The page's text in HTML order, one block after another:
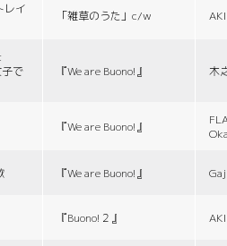
レイ
「雑草のうた」c/w
で
『We are Buono!』 木
『We are Buono!』
『We are Buono!』
『Buono!２』